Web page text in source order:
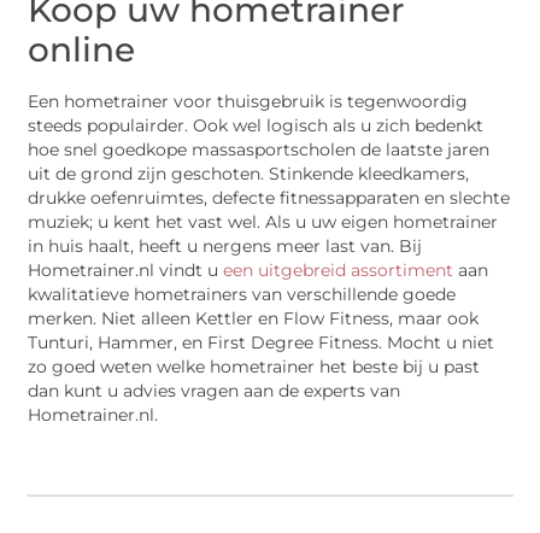
Koop uw hometrainer
online
Een hometrainer voor thuisgebruik is tegenwoordig
steeds populairder. Ook wel logisch als u zich bedenkt
hoe snel goedkope massasportscholen de laatste jaren
uit de grond zijn geschoten. Stinkende kleedkamers,
drukke oefenruimtes, defecte fitnessapparaten en slechte
muziek; u kent het vast wel. Als u uw eigen hometrainer
in huis haalt, heeft u nergens meer last van. Bij
Hometrainer.nl vindt ueen uitgebreid assortiment aan
kwalitatieve hometrainers van verschillende goede
merken. Niet alleen Kettler en Flow Fitness, maar ook
Tunturi, Hammer, en First Degree Fitness. Mocht u niet
zo goed weten welke hometrainer het beste bij u past
dan kunt u advies vragen aan de experts van
Hometrainer.nl.